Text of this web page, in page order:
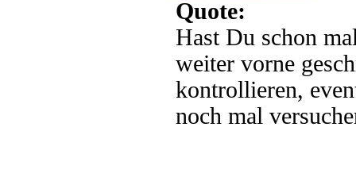
Quote:
Hast Du schon
weiter vorne
kontrollieren,
noch mal